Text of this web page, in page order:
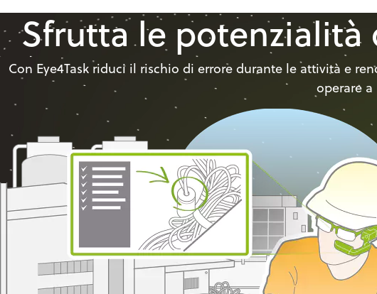
Sfrutta le potenzialità
Con Eye4Task riduci il rischio di errore durante le attività e
operare